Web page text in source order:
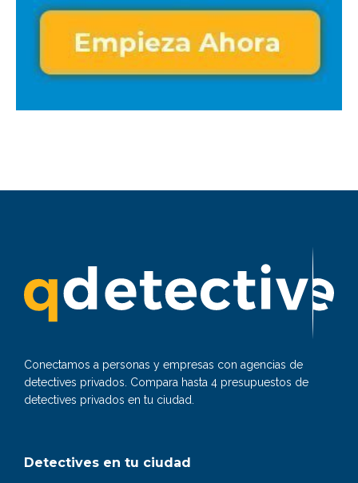
Conectamos a personas y empresas con agencias de
detectives privados. Compara hasta 4 presupuestos de
detectives privados en tu ciudad.
Detectives en tu ciudad